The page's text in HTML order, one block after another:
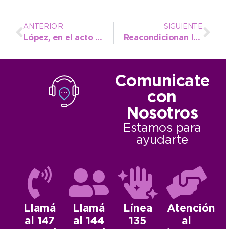
ANTERIOR
López, en el acto de adjudicación de la obra de profundización de Puerto Quequén
SIGUIENTE
Reacondicionan la sala de Primeros Auxilios en Energía
Comunicate
con
Nosotros
Estamos para
ayudarte
Llamá
al 147
Llamá
al 144
Línea
135
Atención
al